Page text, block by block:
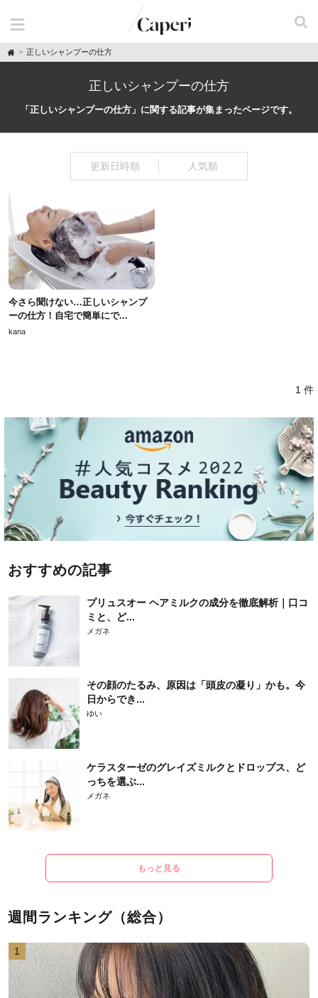
H
o
正しいシャンプーの仕方
正しいシャンプーの仕方
「正しいシャンプーの仕方」に関する記事が集まったページです。
更新日時順 人気順
今さら聞けない…正しいシャンプ
ーの仕方！自宅で簡単にで...
kana
1 件
おすすめの記事
プリュスオー ヘアミルクの成分を徹底解析｜口コ
ミと、ど...
メガネ
その顔のたるみ、原因は「頭皮の凝り」かも。今
日からでき...
ゆい
ケラスターゼのグレイズミルクとドロップス、ど
っちを選ぶ...
メガネ
もっと見る
週間ランキング（総合）
1